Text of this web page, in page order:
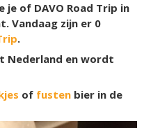
of DAVO Road Trip in
Vandaag zijn er 0
.
Nederland en wordt
of fusten bier in de